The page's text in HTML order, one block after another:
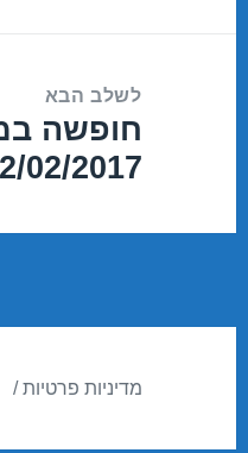
לשלב הבא
הפוסט
הבא:
חופשה
02/2017
מדיניות פרטיות